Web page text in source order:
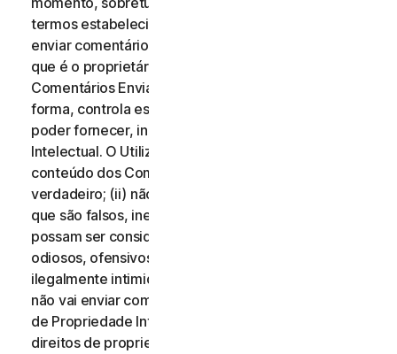
termos estabelecidos no presente Contrato. Ao
enviar comentários, o Utilizador reconhece e garante
que é o proprietário de todos os direitos desses
Comentários Enviados, ou que, de qualquer outra
forma, controla esses direitos, necessários para os
poder fornecer, incluindo Direitos de Propriedade
Intelectual. O Utilizador aceita que: (i) todo o
conteúdo dos Comentários Enviados deve ser
verdadeiro; (ii) não vai enviar comentários que saiba
que são falsos, inexatos ou enganosos e/ou que
possam ser considerados difamatórios, injuriosos,
odiosos, ofensivos, ilegalmente ameaçadores ou
ilegalmente intimidantes para qualquer pessoa; (iii)
não vai enviar comentários que infrinjam os Direitos
de Propriedade Intelectual de terceiros ou outros
direitos de propriedade ou direitos de divulgação ou